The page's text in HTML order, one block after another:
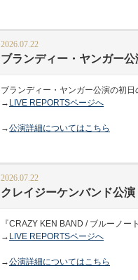
2026.07.22
ブランディー・ヤンガー
ブランディー・ヤンガー公演の初
→ LIVE REPORTSページへ
→公演詳細についてはこちら
2026.07.22
クレイジーケンバンド公
『CRAZY KEN BAND / ブルーノ
→ LIVE REPORTSページへ
→公演詳細についてはこちら